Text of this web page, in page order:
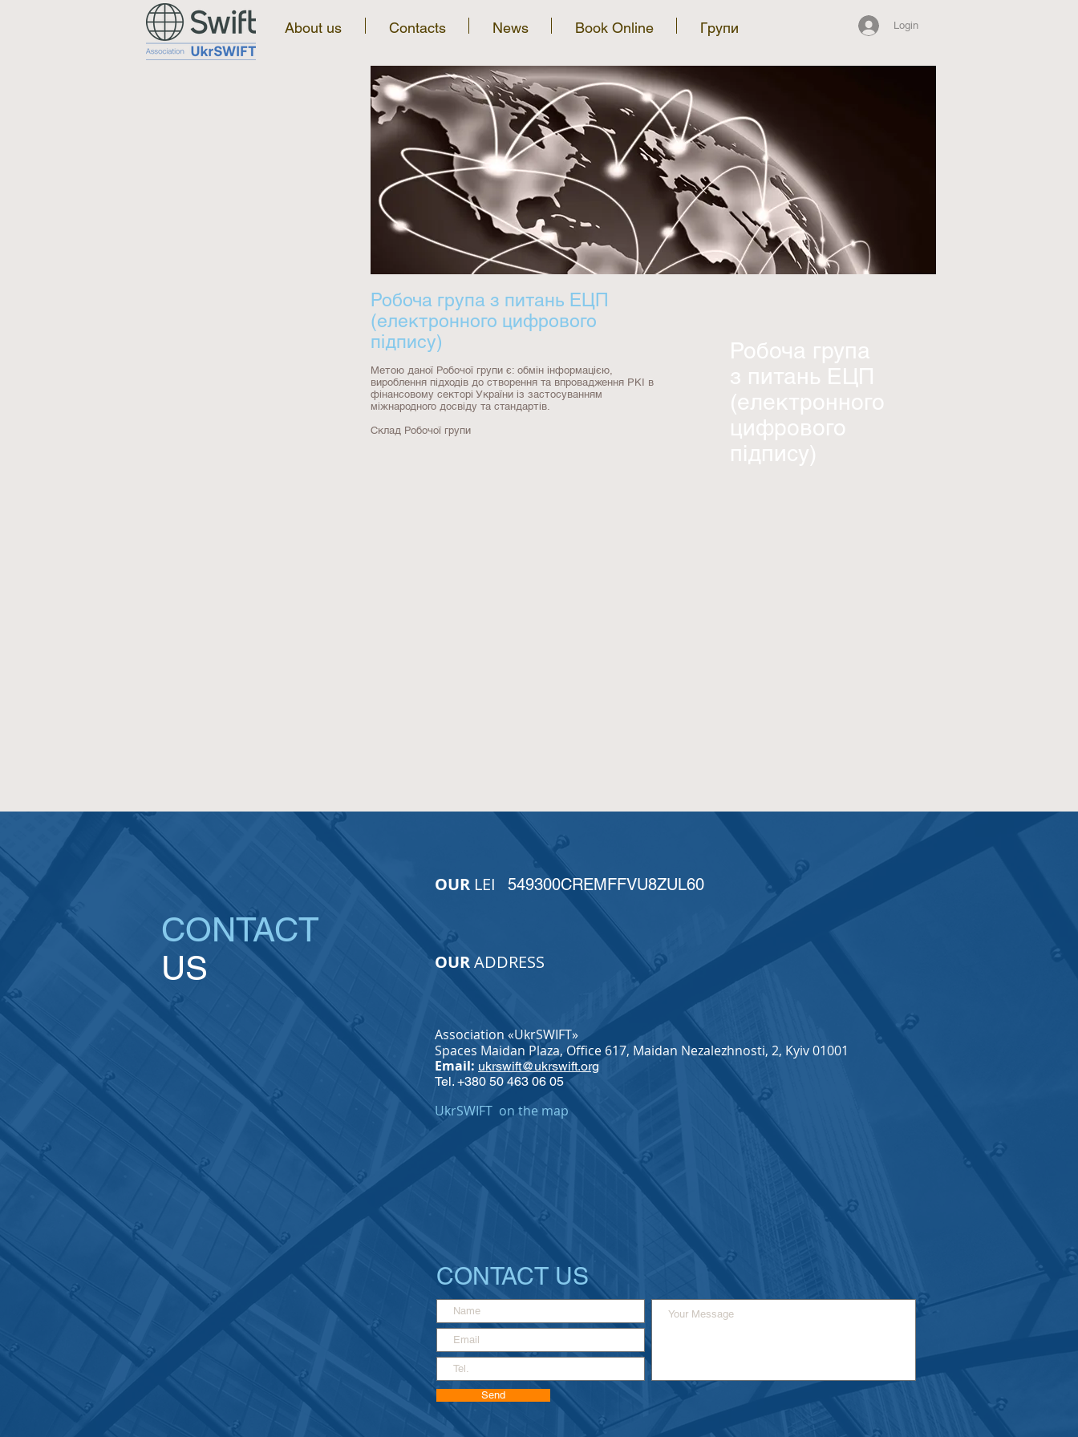
About us Contacts News Book Online Групи Login
Робоча група з питань ЕЦП
(електронного цифрового
підпису)
Метою даної Робочої групи є: обмін інформацією,
вироблення підходів до створення та впровадження PKI в
фінансовому секторі України із застосуванням
міжнародного досвіду та стандартів.
Склад Робочої групи
Робоча група
з питань ЕЦП
(електронного
цифрового
підпису)
CONTACT
US
OUR LEI 549300CREMFFVU8ZUL60
OURADDRESS
Association «UkrSWIFT»
Spaces Maidan Plaza, Office 617, Maidan Nezalezhnosti, 2, Kyiv 01001
Email: ukrswift@ukrswift.org
Tel. +380 50 463 06 05
UkrSWIFT on the map
CONTACT US
Send